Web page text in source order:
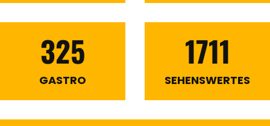
325
GASTRO
1711
SEHENSWERTES